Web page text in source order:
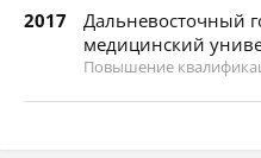
2017
Дальневосточный
медицинский
Повышение